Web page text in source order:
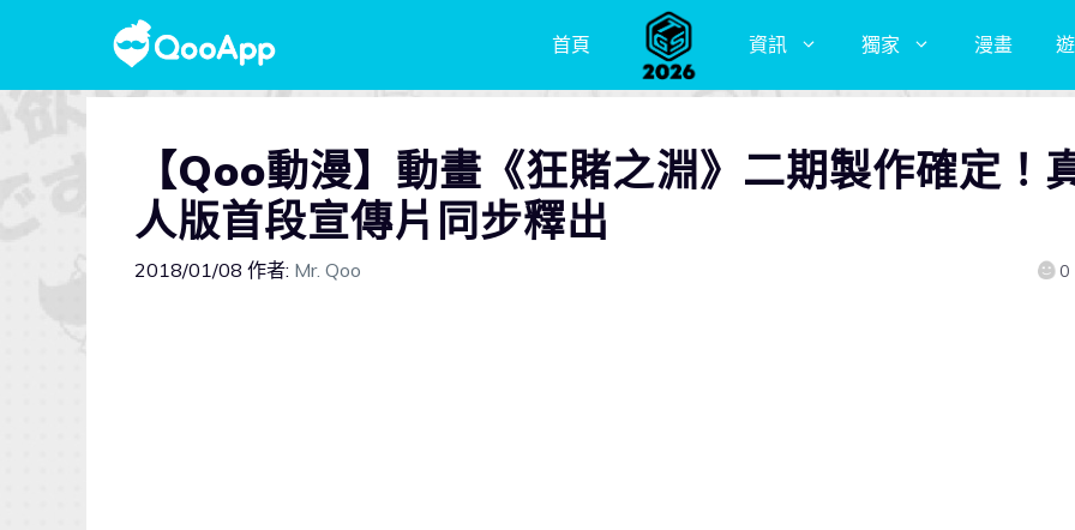
首頁 資訊 獨家 漫畫
【Qoo動漫】動畫《狂賭之淵》二期製作確定！
人版首段宣傳片同步釋出
2018/01/08 作者: Mr. Qoo 0